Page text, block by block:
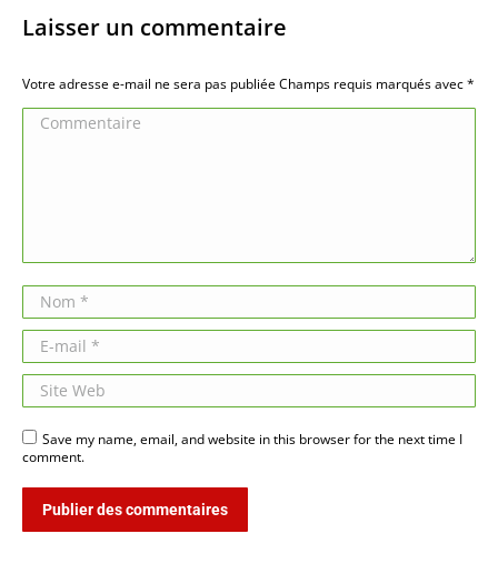
Laisser un commentaire
Votre adresse e-mail ne sera pas publiée Champs requis marqués avec*
Commentaire
Nom *
E-mail *
Site Web
Save my name, email, and website in this browser for the next time I
comment.
Publier des commentaires